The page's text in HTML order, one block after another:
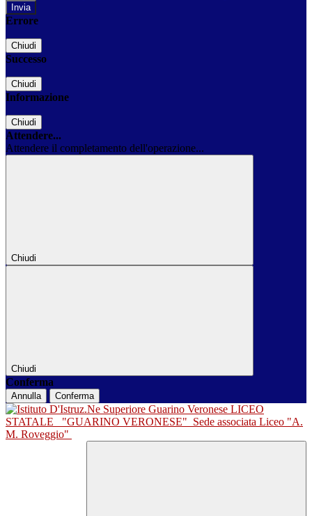
Errore
Chiudi
Successo
Chiudi
Informazione
Chiudi
Attendere...
Attendere il completamento dell'operazione...
Chiudi
Chiudi
Conferma
Annulla Conferma
LICEO
STATALE
"GUARINO VERONESE" Sede associata Liceo "A.
M. Roveggio"